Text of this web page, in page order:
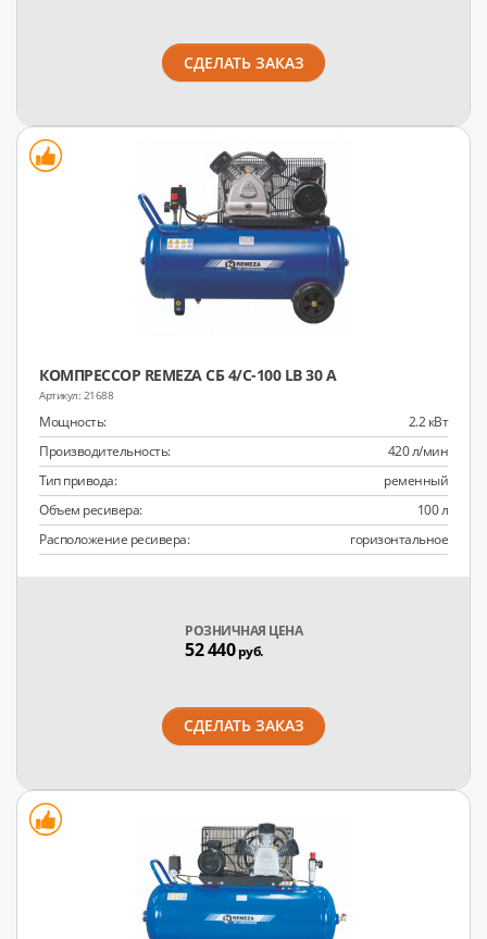
СДЕЛАТЬ ЗАКАЗ
КОМПРЕССОР REMEZA СБ 4/С-100 LB 30 A
21688
Мощность:
2.2 кВт
Производительность:
420 л/мин
Тип привода:
ременный
Объем ресивера:
100 л
Расположение ресивера:
горизонтальное
РОЗНИЧНАЯ ЦЕНА
52 440руб.
СДЕЛАТЬ ЗАКАЗ